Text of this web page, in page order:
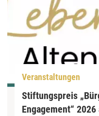
Veranstaltungen
Stiftungspreis
Engagement“